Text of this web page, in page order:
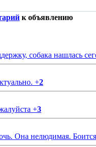
к объявлению
собака нашлась
+2
+3
Она нелюдимая. Боится